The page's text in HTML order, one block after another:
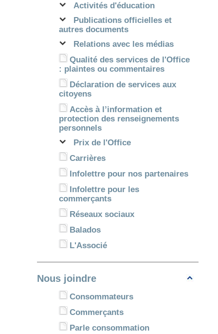
Activités d'éducation
Publications officielles et
autres documents
Relations avec les médias
Qualité des services de l'Office
: plaintes ou commentaires
Déclaration de services aux
citoyens
Accès à l’information et
protection des renseignements
personnels
Prix de l'Office
Carrières
Infolettre pour nos partenaires
Infolettre pour les
commerçants
Réseaux sociaux
Balados
L'Associé
Nous joindre
Consommateurs
Commerçants
Parle consommation